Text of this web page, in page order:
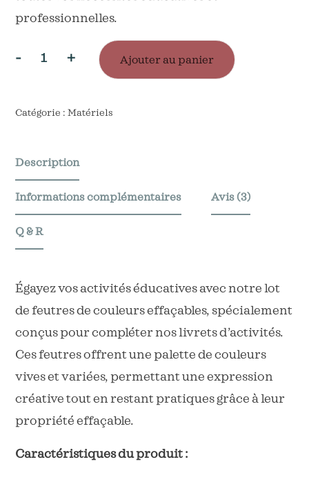
professionnelles.
-
Lot
8
feutres
couleurs
+ Ajouter au panier
Catégorie : Matériels
Description
Informations complémentaires Avis (3)
Q & R
Égayez vos activités éducatives avec notre lot
de feutres de couleurs effaçables, spécialement
conçus pour compléter nos livrets d’activités.
Ces feutres offrent une palette de couleurs
vives et variées, permettant une expression
créative tout en restant pratiques grâce à leur
propriété effaçable.
Caractéristiques du produit :